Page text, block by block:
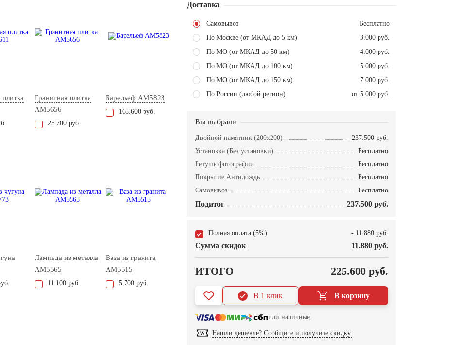
Гранитная плитка
AM5656
25.700 руб.
Барельеф AM5823
165.600 руб.
Лампада из металла
AM5565
11.100 руб.
Ваза из гранита
AM5515
5.700 руб.
Доставка
Самовывоз
Бесплатно
По Москве (от МКАД до 5 км)
3.000 руб.
По МО (от МКАД до 50 км)
4.000 руб.
По МО (от МКАД до 100 км)
5.000 руб.
По МО (от МКАД до 150 км)
7.000 руб.
По России (любой регион)
от 5.000 руб.
Вы выбрали
Двойной памятник (200x200)
237.500 руб.
Установка (Без установки)
Бесплатно
Ретушь фотографии
Бесплатно
Покрытие Антидождь
Бесплатно
Самовывоз
Бесплатно
Подитог 237.500 руб.
Полная оплата (5%) - 11.880 руб.
Сумма скидок 11.880 руб.
ИТОГО 225.600 руб.
В корзину
В 1 клик
или наличные.
Нашли дешевле? Сообщите и получите скидку.